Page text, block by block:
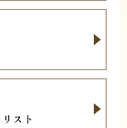
スト